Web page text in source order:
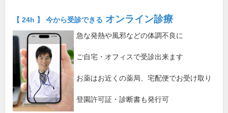
【 24h 】 今から受診できる オンライン診療
急な発熱や風邪などの体調不良に
ご自宅・オフィスで受診出来ます
お薬はお近くの薬局、宅配便でお受け取り
登園許可証・診断書も発行可